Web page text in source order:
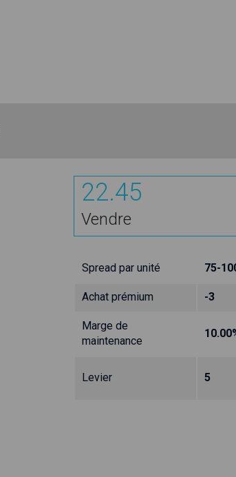
22.45
Vendre
Spread par unité 75-
Achat prémium -3
Marge de
maintenance
Levier 5